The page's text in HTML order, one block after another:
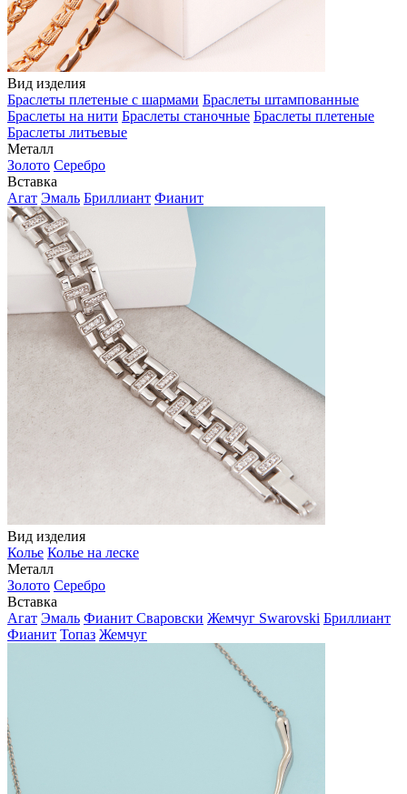
Вид изделия
Браслеты плетеные с шармами Браслеты штампованные
Браслеты на нити Браслеты станочные Браслеты плетеные
Браслеты литьевые
Металл
Золото Серебро
Вставка
Агат Эмаль Бриллиант Фианит
Вид изделия
Колье Колье на леске
Металл
Золото Серебро
Вставка
Агат Эмаль Фианит Сваровски Жемчуг Swarovski Бриллиант
Фианит Топаз Жемчуг